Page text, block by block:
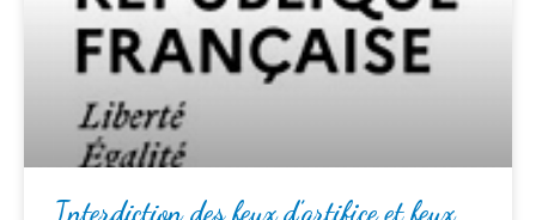
Interdiction des feux d’artifice et feux